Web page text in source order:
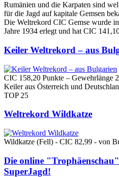
Rumänien und die Karpaten sind
für die Jagd auf kapitale Gemsen
Die Weltrekord CIC Gemse wurde
Jahre 1934 erlegt und hat CIC
Keiler Weltrekord – aus
CIC 158,20 Punkte – Gewehrlänge
Keiler aus Österreich und
TOP 25
Weltrekord Wildkatze
Wildkatze (Fell) - CIC 82,99 - von
Die online
SuperJagd!